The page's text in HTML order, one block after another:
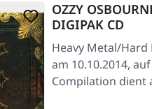
OZZY
DIGIPAK CD
Heavy Metal/Hard
am 10.10.2014,
Compilation dient